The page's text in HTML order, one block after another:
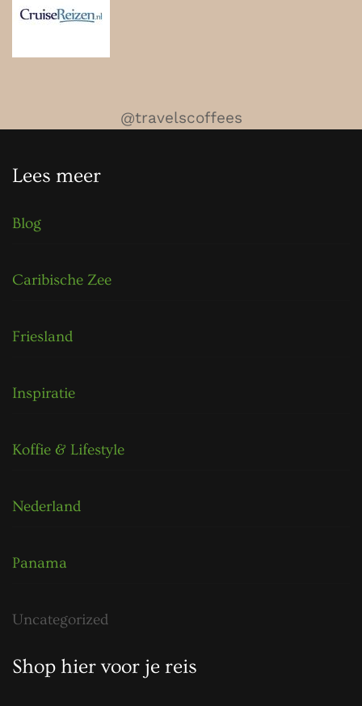
@travelscoffees
Lees meer
Blog
Caribische Zee
Friesland
Inspiratie
Koffie & Lifestyle
Nederland
Panama
Uncategorized
Shop hier voor je reis